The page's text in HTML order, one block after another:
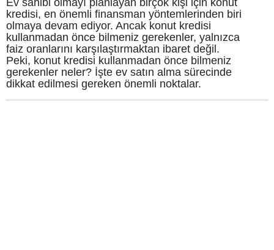
Ev sahibi olmayı planlayan birçok kişi için konut
kredisi, en önemli finansman yöntemlerinden biri
olmaya devam ediyor. Ancak konut kredisi
kullanmadan önce bilmeniz gerekenler, yalnızca
faiz oranlarını karşılaştırmaktan ibaret değil.
Peki, konut kredisi kullanmadan önce bilmeniz
gerekenler neler? İşte ev satın alma sürecinde
dikkat edilmesi gereken önemli noktalar.